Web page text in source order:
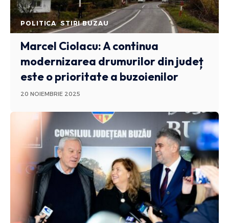
POLITICA STIRI BUZAU
Marcel Ciolacu: A continua
modernizarea drumurilor din județ
este o prioritate a buzoienilor
20 NOIEMBRIE 2025